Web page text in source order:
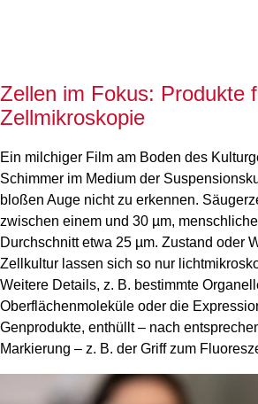
Zellen im Fokus: Produkte
Zellmikroskopie
Ein milchiger Film am Boden des
Schimmer im Medium der
bloßen Auge nicht zu erkennen.
zwischen einem und 30 µm,
Durchschnitt etwa 25 µm. Zustand oder
Zellkultur lassen sich so nur
Weitere Details, z. B. bestimmte
Oberflächenmoleküle oder die
Genprodukte, enthüllt – nach
Markierung – z. B. der Griff zum